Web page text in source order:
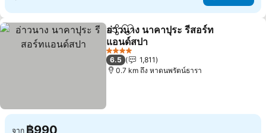
แชร์ เพิ่มในรายการโปรด
อ่าวนาง นาคาปุระ รีสอร์ท
แอนด์สปา
ดูราคา
4 ดาว
6.5
1,811
0.7 km ถึง หาดนพรัตน์ธารา
จาก ฿990